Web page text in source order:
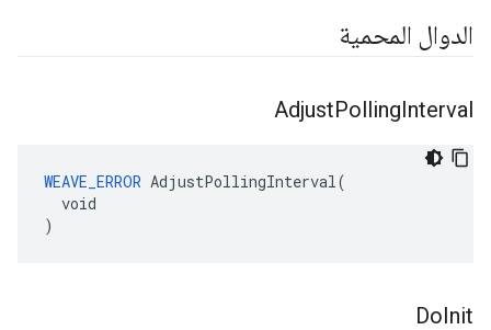
الدوال المحمية
AdjustPollingInterval
WEAVE_ERROR AdjustPollingInterval(
  void
)
DoInit